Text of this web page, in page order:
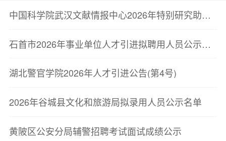
中国科学院武汉文献情报中心2026年特别研究助理招聘启事
石首市2026年事业单位人才引进拟聘用人员公示公告(二)
湖北警官学院2026年人才引进公告(第4号)
2026年谷城县文化和旅游局拟录用人员公示名单
黄陂区公安分局辅警招聘考试面试成绩公示